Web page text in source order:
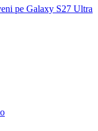
pe Galaxy S27 Ultra